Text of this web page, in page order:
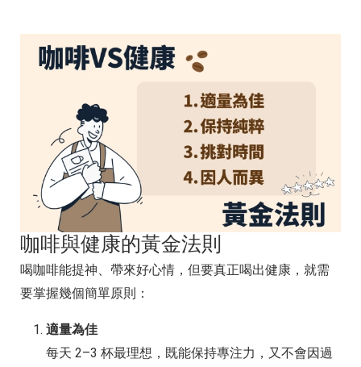
咖啡與健康的黃金法則
喝咖啡能提神、帶來好心情，但要真正喝出健康，就需
要掌握幾個簡單原則：
適量為佳
每天 2–3 杯最理想，既能保持專注力，又不會因過